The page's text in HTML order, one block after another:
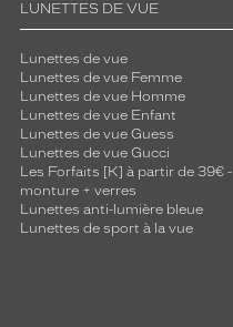
LUNETTES DE VUE
Lunettes de vue
Lunettes de vue Femme
Lunettes de vue Homme
Lunettes de vue Enfant
Lunettes de vue Guess
Lunettes de vue Gucci
Les Forfaits [K] à partir de 39€ -
monture + verres
Lunettes anti-lumière bleue
Lunettes de sport à la vue